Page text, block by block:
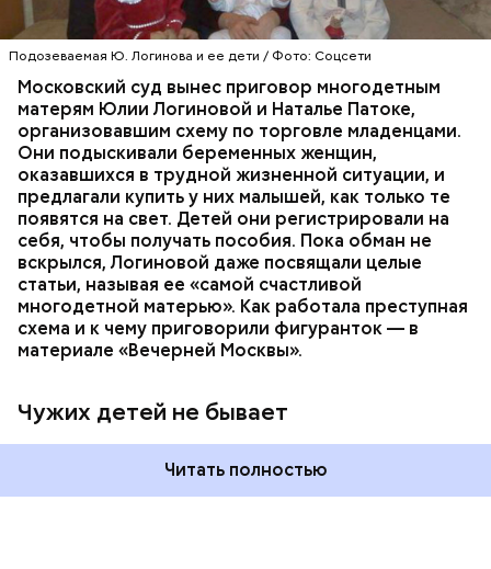
Подозеваемая Ю. Логинова и ее дети / Фото: Соцсети
Московский суд вынес приговор многодетным
матерям Юлии Логиновой и Наталье Патоке,
организовавшим схему по торговле младенцами.
Они подыскивали беременных женщин,
оказавшихся в трудной жизненной ситуации, и
предлагали купить у них малышей, как только те
появятся на свет. Детей они регистрировали на
себя, чтобы получать пособия. Пока обман не
вскрылся, Логиновой даже посвящали целые
статьи, называя ее «самой счастливой
многодетной матерью». Как работала преступная
схема и к чему приговорили фигуранток — в
материале «Вечерней Москвы».
Чужих детей не бывает
газете «Новокосино» появилась ее колонка под
заголовком «Чужих детей не бывает», в которой
жительница столичного района Новокосино
статье женщину представляют как многодетную
мать.
Читать полностью
ПРОИСШЕСТВИЯ
РАЙОН НОВОКОСИНО
СЛЕДСТВЕННЫЙ КОМИТЕТ
ТОРГОВЛЯ ЛЮДЬМИ
МОСКВА